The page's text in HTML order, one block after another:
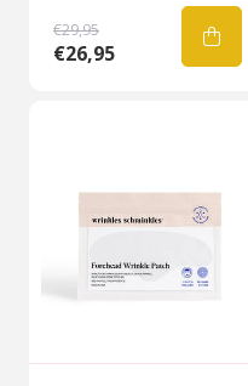
€29,95
€26,95